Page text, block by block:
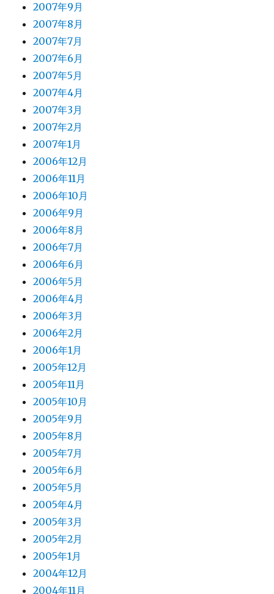
2007年9月
2007年8月
2007年7月
2007年6月
2007年5月
2007年4月
2007年3月
2007年2月
2007年1月
2006年12月
2006年11月
2006年10月
2006年9月
2006年8月
2006年7月
2006年6月
2006年5月
2006年4月
2006年3月
2006年2月
2006年1月
2005年12月
2005年11月
2005年10月
2005年9月
2005年8月
2005年7月
2005年6月
2005年5月
2005年4月
2005年3月
2005年2月
2005年1月
2004年12月
2004年11月